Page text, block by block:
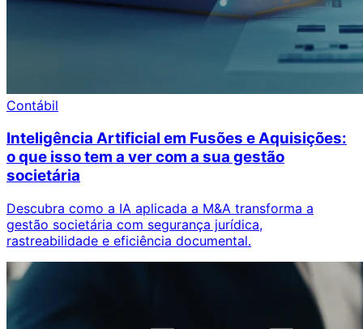
Contábil
Inteligência Artificial em Fusões e Aquisições:
o que isso tem a ver com a sua gestão
societária
Descubra como a IA aplicada a M&A transforma a
gestão societária com segurança jurídica,
rastreabilidade e eficiência documental.